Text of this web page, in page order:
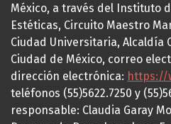
México, a través del Instituto
Estéticas, Circuito Maestro
Ciudad Universitaria, Alcaldía
Ciudad de México, correo
dirección electrónica: https://
teléfonos (55)5622.7250 y
responsable: Claudia Garay